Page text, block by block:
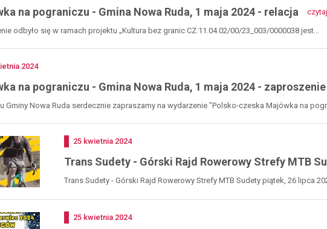
2024
na pograniczu - Gmina Nowa Ruda, 1 maja 2024 - relacja czytaj
odbyło się w ramach projektu „Kultura bez granic CZ.11.04.02/00/23_003/0000038 jest...
2024
na pograniczu - Gmina Nowa Ruda, 1 maja 2024 - zaproszenie
Gminy Nowa Ruda serdecznie zapraszamy na wydarzenie "Polsko-czeska Majówka na
Dodano
25 kwietnia 2024
Trans Sudety - Górski Rajd Rowerowy Strefy MTB
Trans Sudety - Górski Rajd Rowerowy Strefy MTB Sudety piątek, 26 lipca
Dodano
25 kwietnia 2024